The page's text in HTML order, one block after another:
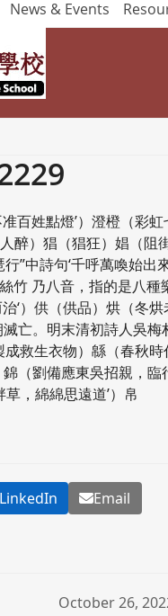
News & Events
百姓點燈’）澄橙（彩虹
醉）猖（猖狂）娼（阻
”中詩句‘千呼萬喚始
竹 乃八音，指的是八
‘）供（供品）烘（冬
亡。明末清初詩人吳梅
救生衣物）緜（春秋
（劉備應東吳招親，
，綿綿思遠道’）帛
Email
October 26,